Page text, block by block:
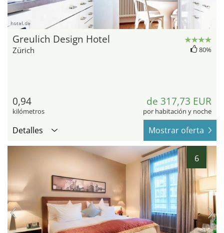
hotel.de
Greulich Design Hotel
Zürich 80%
0,94
kilómetros
de 317,73 EUR
por habitación y noche
Detalles Mostrar oferta
6